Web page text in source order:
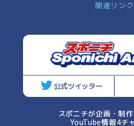
関連リンク
公式ツイッター
スポニチが企画・制
YouTube情報4チ